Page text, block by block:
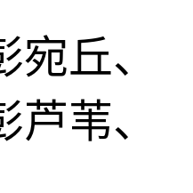
丘、
苇、